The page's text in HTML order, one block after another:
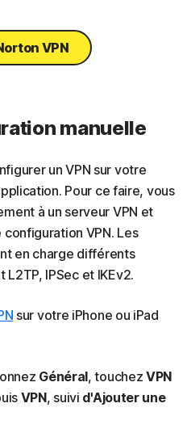
VPN
manuelle
un VPN sur votre
Pour ce faire, vous
à un serveur VPN et
VPN. Les
en charge différents
IPSec et IKEv2.
sur votre iPhone ou iPad
Général, touchezVPN
VPN, suivi d'Ajouter une